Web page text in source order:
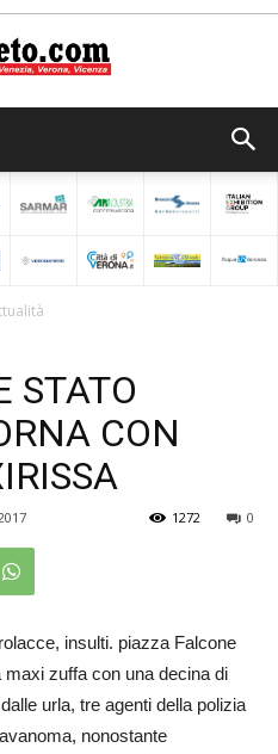
del
STATO
CON
0
1272
insulti. piazza Falcone
zuffa con una decina di
urla, tre agenti della polizia
nonostante